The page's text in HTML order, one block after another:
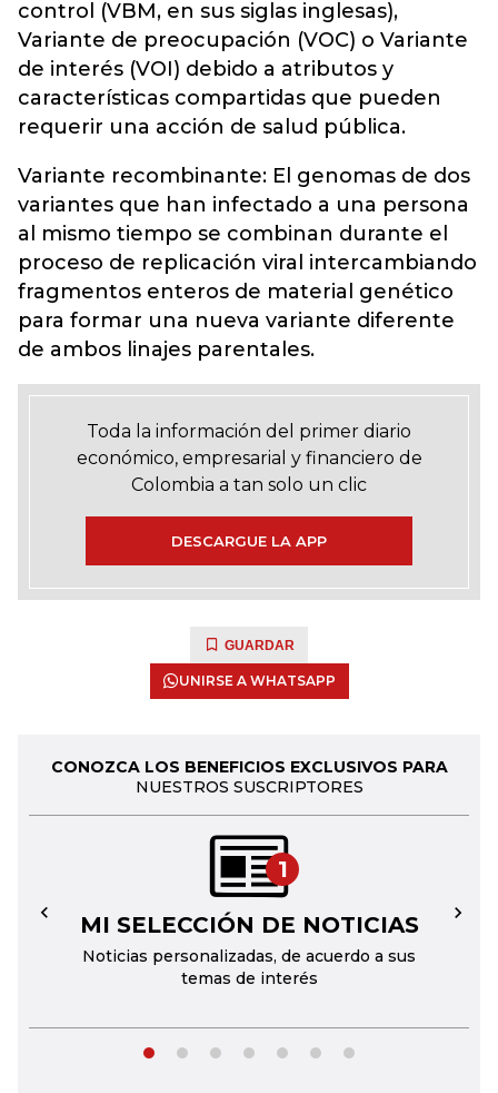
control (VBM, en sus siglas inglesas),
Variante de preocupación (VOC) o Variante
de interés (VOI) debido a atributos y
características compartidas que pueden
requerir una acción de salud pública.
Variante recombinante: El genomas de dos
variantes que han infectado a una persona
al mismo tiempo se combinan durante el
proceso de replicación viral intercambiando
fragmentos enteros de material genético
para formar una nueva variante diferente
de ambos linajes parentales.
Toda la información del primer diario
económico, empresarial y financiero de
Colombia a tan solo un clic
DESCARGUE LA APP
GUARDAR
UNIRSE A WHATSAPP
CONOZCA LOS BENEFICIOS EXCLUSIVOS PARA
NUESTROS SUSCRIPTORES
1
MI SELECCIÓN DE NOTICIAS
Noticias personalizadas, de acuerdo a sus
temas de interés
← →